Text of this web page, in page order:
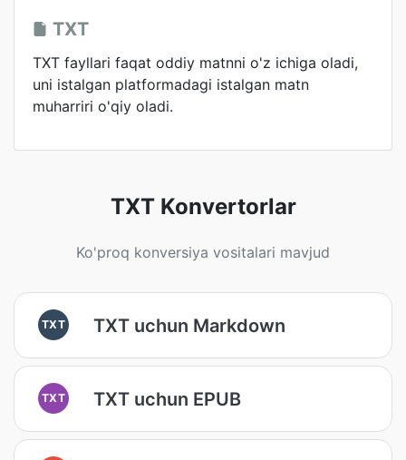
TXT
TXT fayllari faqat oddiy matnni o'z ichiga oladi,
uni istalgan platformadagi istalgan matn
muharriri o'qiy oladi.
TXT Konvertorlar
Ko'proq konversiya vositalari mavjud
TXT TXT uchun Markdown
TXT TXT uchun EPUB